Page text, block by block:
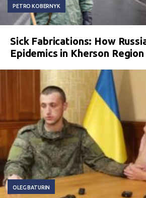
PETRO KOBERNYK
Sick Fabrications: How
Epidemics in Kherson Region
OLEG BATURIN